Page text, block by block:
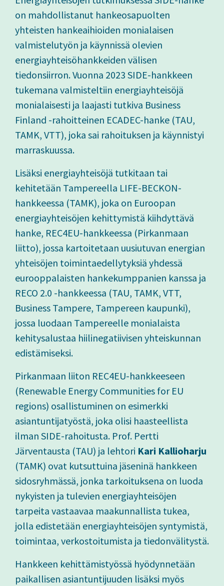
on mahdollistanut hankeosapuolten
yhteisten hankeaihioiden monialaisen
valmistelutyön ja käynnissä olevien
energiayhteisöhankkeiden välisen
tiedonsiirron. Vuonna 2023 SIDE-hankkeen
tukemana valmisteltiin energiayhteisöjä
monialaisesti ja laajasti tutkiva Business
Finland -rahoitteinen ECADEC-hanke (TAU,
TAMK, VTT), joka sai rahoituksen ja käynnistyi
marraskuussa.
Lisäksi energiayhteisöjä tutkitaan tai
kehitetään Tampereella LIFE-BECKON-
hankkeessa (TAMK), joka on Euroopan
energiayhteisöjen kehittymistä kiihdyttävä
hanke, REC4EU-hankkeessa (Pirkanmaan
liitto), jossa kartoitetaan uusiutuvan energian
yhteisöjen toimintaedellytyksiä yhdessä
eurooppalaisten hankekumppanien kanssa ja
RECO 2.0 -hankkeessa (TAU, TAMK, VTT,
Business Tampere, Tampereen kaupunki),
jossa luodaan Tampereelle monialaista
kehitysalustaa hiilinegatiivisen yhteiskunnan
edistämiseksi.
Pirkanmaan liiton REC4EU-hankkeeseen
(Renewable Energy Communities for EU
regions) osallistuminen on esimerkki
asiantuntijatyöstä, joka olisi haasteellista
ilman SIDE-rahoitusta. Prof. Pertti
Järventausta (TAU) ja lehtori Kari Kallioharju
(TAMK) ovat kutsuttuina jäseninä hankkeen
sidosryhmässä, jonka tarkoituksena on luoda
nykyisten ja tulevien energiayhteisöjen
tarpeita vastaavaa maakunnallista tukea,
jolla edistetään energiayhteisöjen syntymistä,
toimintaa, verkostoitumista ja tiedonvälitystä.
Hankkeen kehittämistyössä hyödynnetään
paikallisen asiantuntijuuden lisäksi myös